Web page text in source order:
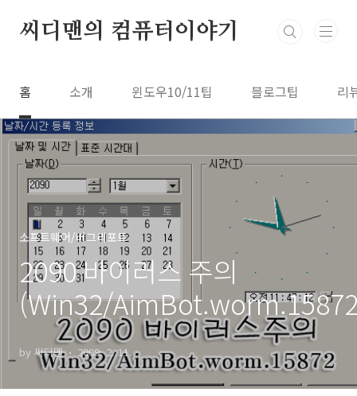
씨디맨의 컴퓨터이야기
홈 소개 윈도우10/11팁 블로그팁 리
소프트웨어/버그리포트
2090 바이러스 주의
(Win32/
by 씨디맨 2009. 2. 11.